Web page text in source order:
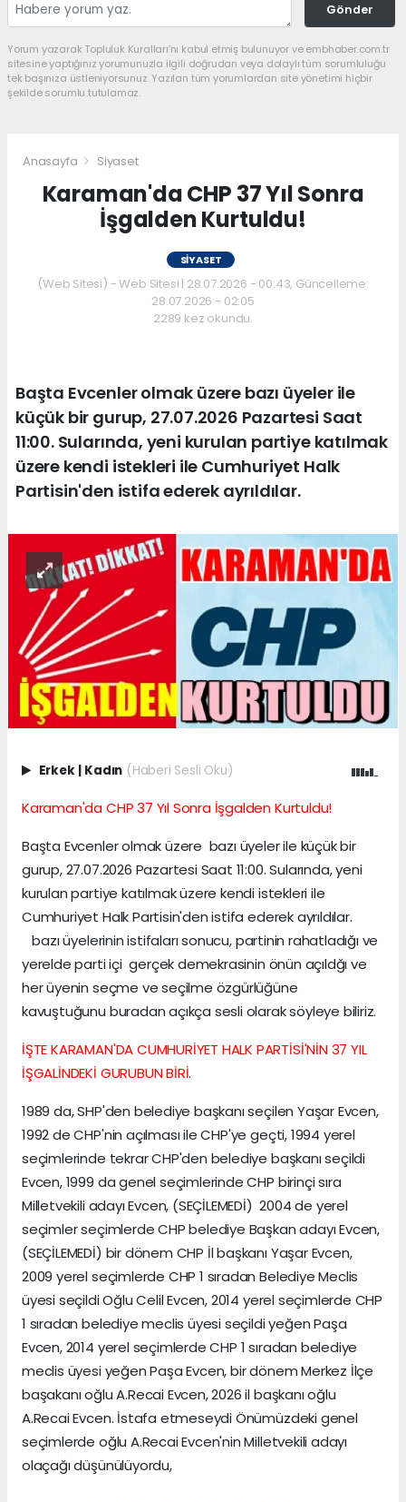
Gönder
Yorum yazarak Topluluk Kuralları’nı kabul etmiş bulunuyor ve embhaber.com.tr
sitesine yaptığınız yorumunuzla ilgili doğrudan veya dolaylı tüm sorumluluğu
tek başınıza üstleniyorsunuz. Yazılan tüm yorumlardan site yönetimi hiçbir
şekilde sorumlu tutulamaz.
Anasayfa Siyaset
Karaman'da CHP 37 Yıl Sonra
İşgalden Kurtuldu!
SIYASET
(Web Sitesi) - Web Sitesi | 28.07.2026 - 00:43, Güncelleme:
28.07.2026 - 02:05
2289 kez okundu.
Başta Evcenler olmak üzere bazı üyeler ile
küçük bir gurup, 27.07.2026 Pazartesi Saat
11:00. Sularında, yeni kurulan partiye katılmak
üzere kendi istekleri ile Cumhuriyet Halk
Partisin'den istifa ederek ayrıldılar.
Erkek Kadın (Haberi Sesli Oku)
Karaman'da CHP 37 Yıl Sonra İşgalden Kurtuldu!
Başta Evcenler olmak üzere bazı üyeler ile küçük bir
gurup, 27.07.2026 Pazartesi Saat 11:00. Sularında, yeni
kurulan partiye katılmak üzere kendi istekleri ile
Cumhuriyet Halk Partisin'den istifa ederek ayrıldılar.
bazı üyelerinin istifaları sonucu, partinin rahatladığı ve
yerelde parti içi gerçek demekrasinin önün açıldğı ve
her üyenin seçme ve seçilme özgürlüğüne
kavuştuğunu buradan açıkça sesli olarak söyleye biliriz.
İŞTE KARAMAN'DA CUMHURİYET HALK PARTİSİ'NİN 37 YIL
İŞGALİNDEKİ GURUBUN BİRİ.
1989 da, SHP'den belediye başkanı seçilen Yaşar Evcen,
1992 de CHP'nin açılması ile CHP'ye geçti, 1994 yerel
seçimlerinde tekrar CHP'den belediye başkanı seçildi
Evcen, 1999 da genel seçimlerinde CHP birinçi sıra
Milletvekili adayı Evcen, (SEÇİLEMEDİ) 2004 de yerel
seçimler seçimlerde CHP belediye Başkan adayı Evcen,
(SEÇİLEMEDİ) bir dönem CHP İl başkanı Yaşar Evcen,
2009 yerel seçimlerde CHP 1 sıradan Belediye Meclis
üyesi seçildi Oğlu Celil Evcen, 2014 yerel seçimlerde CHP
1 sıradan belediye meclis üyesi seçildi yeğen Paşa
Evcen, 2014 yerel seçimlerde CHP 1 sıradan belediye
meclis üyesi yeğen Paşa Evcen, bir dönem Merkez İlçe
başakanı oğlu A.Recai Evcen, 2026 il başkanı oğlu
A.Recai Evcen. İstafa etmeseydi Önümüzdeki genel
seçimlerde oğlu A.Recai Evcen'nin Milletvekili adayı
olaçağı düşünülüyordu,